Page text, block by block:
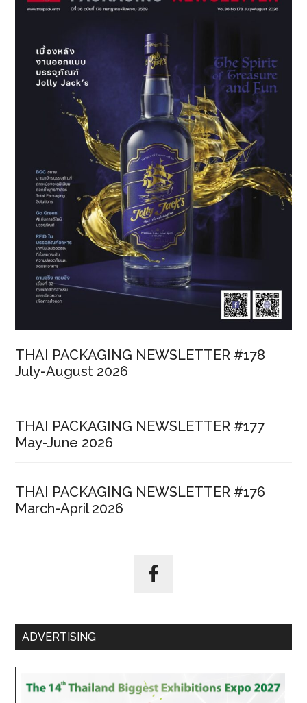
10
สสส.
ผนึก
กำลัง
ภาคี
เครือ
ข่าย
เร่ง
จัดการ
ขยะ
อาหาร
อย่าง
เป็น
ระบบ
THAI PACKAGING NEWSLETTER #178
July-August 2026
THAI PACKAGING NEWSLETTER #177
May-June 2026
THAI PACKAGING NEWSLETTER #176
March-April 2026
ADVERTISING